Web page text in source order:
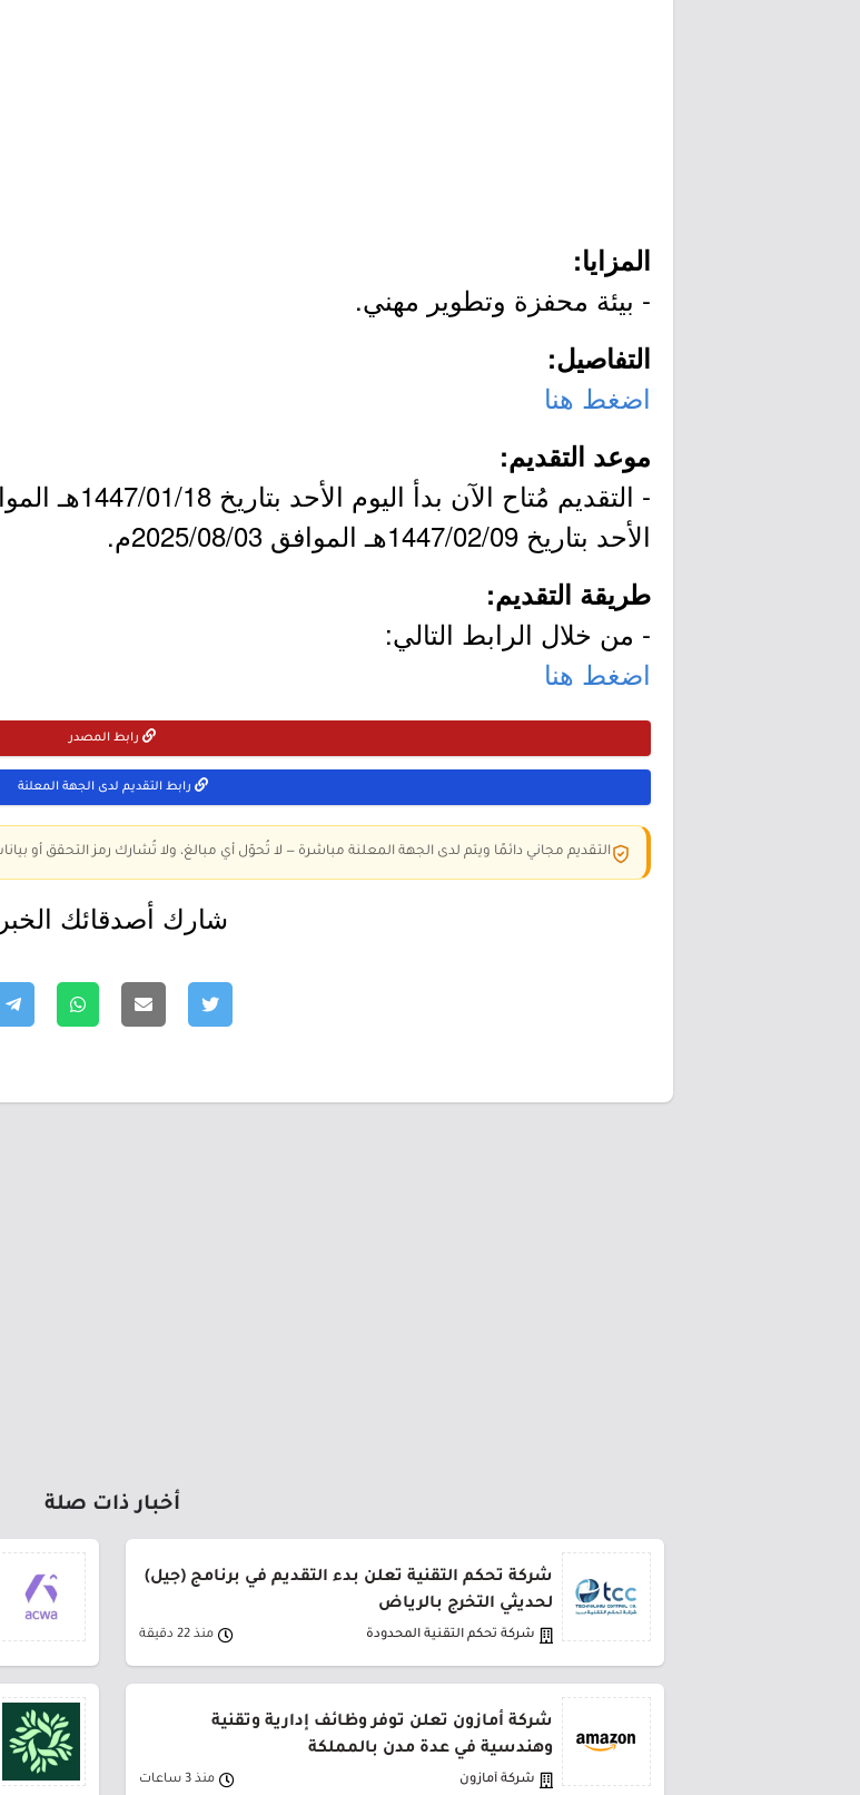
المزايا:
- بيئة محفزة وتطوير مهني.
التفاصيل:
اضغط هنا
موعد التقديم:
الأحد بتاريخ 1447/02/09هـ الموافق 2025/08/03م.
طريقة التقديم:
- من خلال الرابط التالي:
اضغط هنا
رابط المصدر
رابط التقديم لدى الجهة المعلنة
التقديم مجاني دائمًا ويتم لدى الجهة المعلنة مباشرة — لا تُحوّل أي مبالغ، ولا تُشارك رمز التحقق أو
شارك أصدقائك الخبر
أخبار ذات صلة
شركة تحكم التقنية تعلن بدء التقديم في برنامج (جيل)
لحديثي التخرج بالرياض
شركة تحكم التقنية المحدودة منذ 22 دقيقة
شركة أمازون تعلن توفر وظائف إدارية وتقنية
وهندسية في عدة مدن بالمملكة
شركة أمازون منذ 3 ساعات